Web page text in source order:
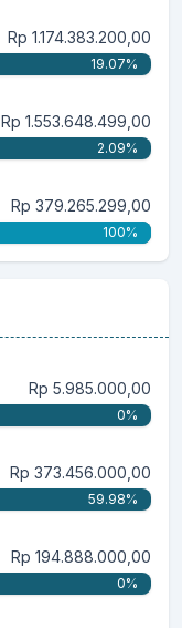
Rp 1.174.383.200,00
19.07%
Rp 1.553.648.499,00
2.09%
Rp 379.265.299,00
100%
Rp 5.985.000,00
0%
Rp 373.456.000,00
59.98%
Rp 194.888.000,00
0%